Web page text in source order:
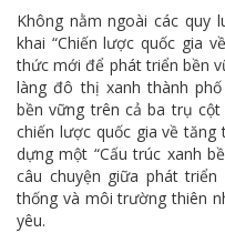
Không nằm ngoài các quy
khai “Chiến lược quốc gia
thức mới để phát triển bền
làng đô thị xanh thành
bền vững trên cả ba trụ
chiến lược quốc gia về
dựng một “Cấu trúc xanh
câu chuyện giữa phát
thống và môi trường thiên
yêu.